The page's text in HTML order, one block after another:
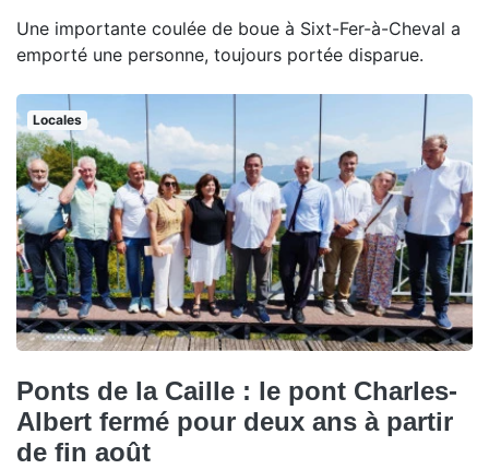
Une importante coulée de boue à Sixt-Fer-à-Cheval a
emporté une personne, toujours portée disparue.
Locales
Ponts de la Caille : le pont Charles-
Albert fermé pour deux ans à partir
de fin août